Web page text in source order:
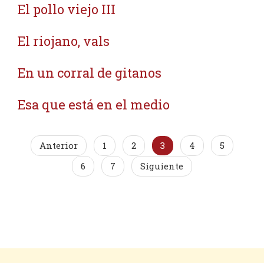
El pollo viejo III
El riojano, vals
En un corral de gitanos
Esa que está en el medio
Anterior 1 2 3 4
5
6
7 Siguiente